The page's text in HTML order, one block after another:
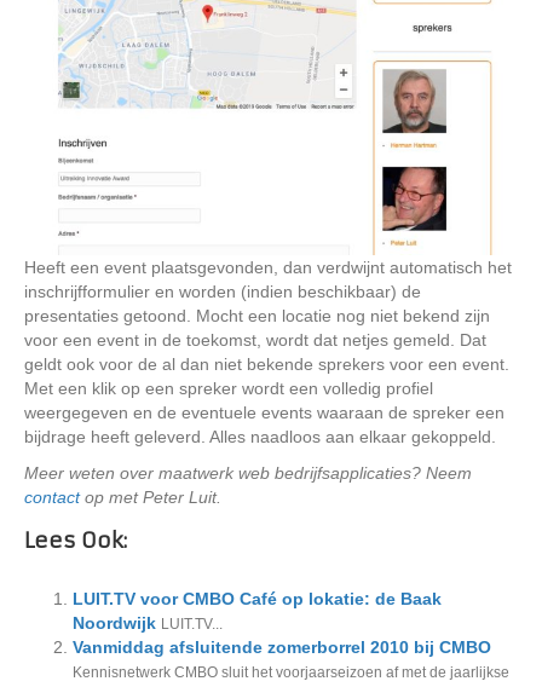
Heeft een event plaatsgevonden, dan verdwijnt automatisch het
inschrijfformulier en worden (indien beschikbaar) de
presentaties getoond. Mocht een locatie nog niet bekend zijn
voor een event in de toekomst, wordt dat netjes gemeld. Dat
geldt ook voor de al dan niet bekende sprekers voor een event.
Met een klik op een spreker wordt een volledig profiel
weergegeven en de eventuele events waaraan de spreker een
bijdrage heeft geleverd. Alles naadloos aan elkaar gekoppeld.
Meer weten over maatwerk web bedrijfsapplicaties? Neem
contactop met Peter Luit.
Lees Ook:
LUIT.TV voor CMBO Café op lokatie: de Baak
Noordwijk LUIT.TV...
Vanmiddag afsluitende zomerborrel 2010 bij CMBO
Kennisnetwerk CMBO sluit het voorjaarseizoen af met de jaarlijkse